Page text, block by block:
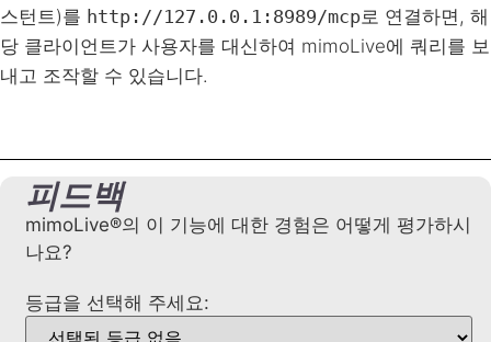
스턴트)를 http://127.0.0.1:8989/mcp로 연결하면, 해
당 클라이언트가 사용자를 대신하여 mimoLive에 쿼리를 보
내고 조작할 수 있습니다.
피드백
mimoLive®의 이 기능에 대한 경험은 어떻게 평가하시
나요?
등급을 선택해 주세요: